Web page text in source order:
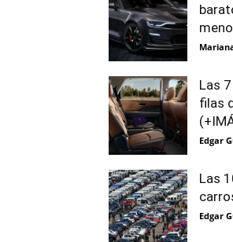
Las
filas
Edgar
Las
Edgar